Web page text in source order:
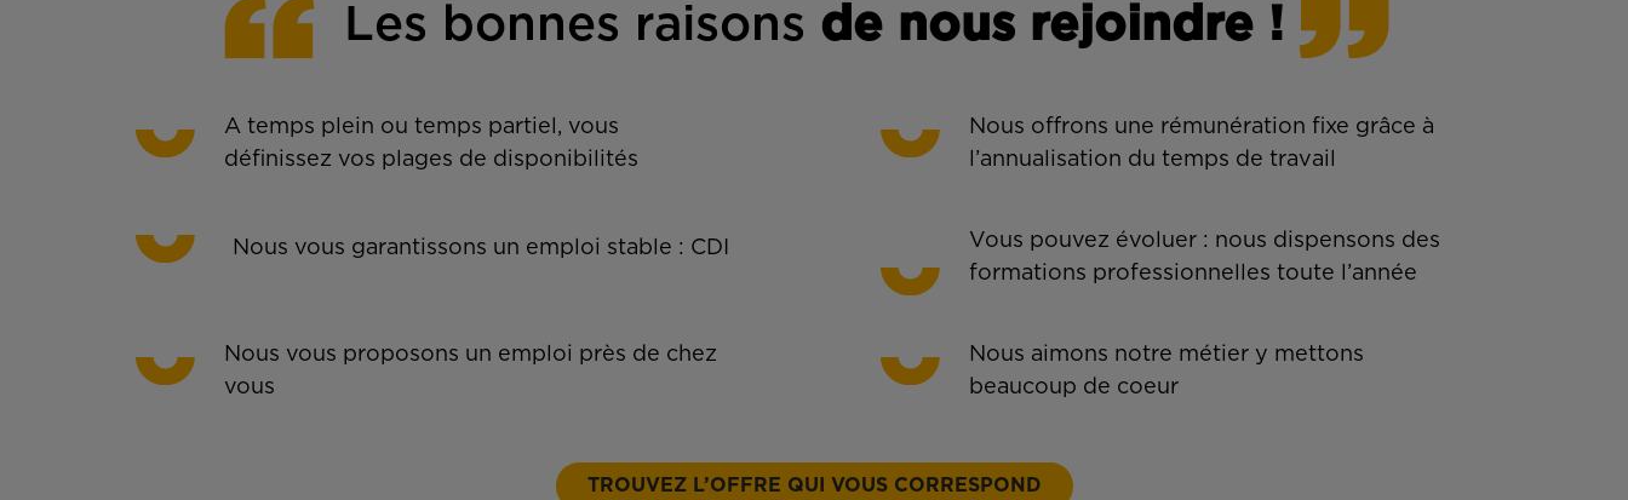
Les bonnes raisons de nous rejoindre !
A temps plein ou temps partiel, vous
définissez vos plages de disponibilités
Nous offrons une rémunération fixe grâce à
l’annualisation du temps de travail
Nous vous garantissons un emploi stable : CDI
Vous pouvez évoluer : nous dispensons des
formations professionnelles toute l’année
Nous vous proposons un emploi près de chez
vous
Nous aimons notre métier y mettons
beaucoup de coeur
TROUVEZ L’OFFRE QUI VOUS CORRESPOND